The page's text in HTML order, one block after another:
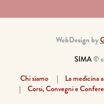
WebDesign by
SIMA©
Chi siamo
La medicina
Corsi, Convegni e